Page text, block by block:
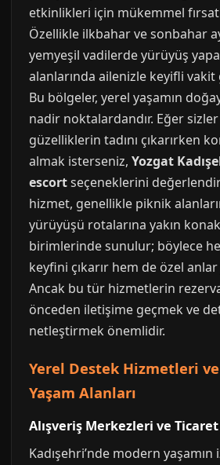
etkinlikleri için mükemmel
Özellikle ilkbahar ve sonbahar
yemyeşil vadilerde yürüyüş
alanlarında ailenizle keyifli
Bu bölgeler, yerel yaşamın
nadir noktalardandır. Eğer
güzelliklerin tadını çıkarırken
almak isterseniz, Yozgat
escortseçeneklerini
hizmet, genellikle piknik
yürüyüşü rotalarına yakın
birimlerinde sunulur; böylece
keyfini çıkarır hem de özel
Ancak bu tür hizmetlerin
önceden iletişime geçmek ve
netleştirmek önemlidir.
Yerel Destek Hizmetleri
Yaşam Alanları
Alışveriş Merkezleri ve
Kadışehri’nde modern yaşamın